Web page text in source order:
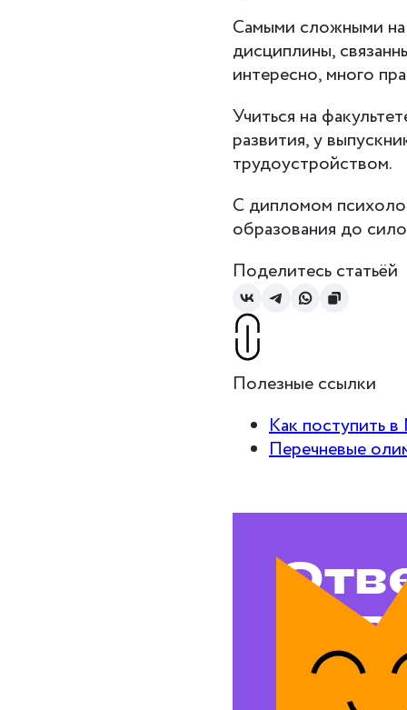
Самыми сложными
дисциплины,
интересно, много
Учиться на
развития, у
трудоустройством.
С дипломом
образования до
Поделитесь статьёй
Полезные ссылки
Как поступить
Перечневые
на